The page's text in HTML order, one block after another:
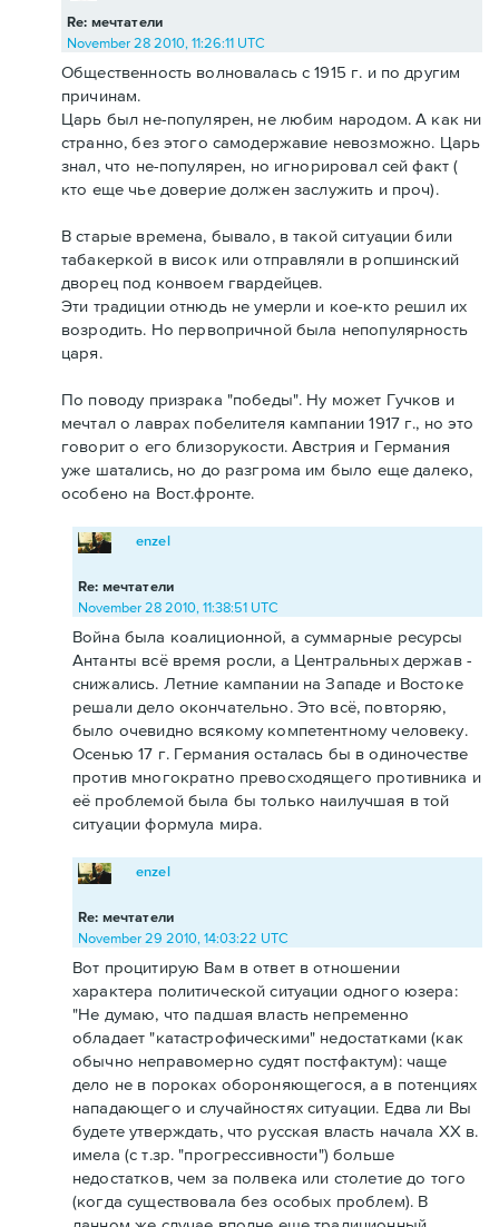
Re: мечтатели
November 28 2010, 11:26:11 UTC
Общественность волновалась с 1915 г. и по другим
причинам.
Царь был не-популярен, не любим народом. А как ни
странно, без этого самодержавие невозможно. Царь
знал, что не-популярен, но игнорировал сей факт (
кто еще чье доверие должен заслужить и проч).
В старые времена, бывало, в такой ситуации били
табакеркой в висок или отправляли в ропшинский
дворец под конвоем гвардейцев.
Эти традиции отнюдь не умерли и кое-кто решил их
возродить. Но первопричной была непопулярность
царя.
По поводу призрака "победы". Ну может Гучков и
мечтал о лаврах побелителя кампании 1917 г., но это
говорит о его близорукости. Австрия и Германия
уже шатались, но до разгрома им было еще далеко,
особено на Вост.фронте.
Re: мечтатели
enzel
November 28 2010, 11:38:51 UTC
Война была коалиционной, а суммарные ресурсы
Антанты всё время росли, а Центральных держав -
снижались. Летние кампании на Западе и Востоке
решали дело окончательно. Это всё, повторяю,
было очевидно всякому компетентному человеку.
Осенью 17 г. Германия осталась бы в одиночестве
против многократно превосходящего противника и
её проблемой была бы только наилучшая в той
ситуации формула мира.
Re: мечтатели
enzel
November 29 2010, 14:03:22 UTC
Вот процитирую Вам в ответ в отношении
характера политической ситуации одного юзера:
"Не думаю, что падшая власть непременно
обладает "катастрофическими" недостатками (как
обычно неправомерно судят постфактум): чаще
дело не в пороках обороняющегося, а в потенциях
нападающего и случайностях ситуации. Едва ли Вы
будете утверждать, что русская власть начала ХХ в.
имела (с т.зр. "прогрессивности") больше
недостатков, чем за полвека или столетие до того
(когда существовала без особых проблем). В